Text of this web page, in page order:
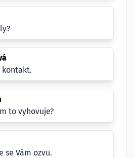
to vyhovuje?
se Vám ozvu.